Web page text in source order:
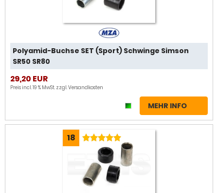
Polyamid-Buchse SET (Sport) Schwinge Simson
SR50 SR80
29,20 EUR
Preis incl. 19 % MwSt. zzgl.Versandkosten
MEHR INFO
18